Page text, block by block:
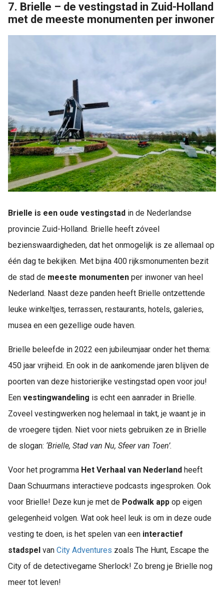
7. Brielle – de vestingstad in Zuid-Holland
met de meeste monumenten per inwoner
Brielle is een oude vestingstad in de Nederlandse
provincie Zuid-Holland. Brielle heeft zóveel
bezienswaardigheden, dat het onmogelijk is ze allemaal op
één dag te bekijken. Met bijna 400 rijksmonumenten bezit
de stad de meeste monumenten per inwoner van heel
Nederland. Naast deze panden heeft Brielle ontzettende
leuke winkeltjes, terrassen, restaurants, hotels, galeries,
musea en een gezellige oude haven.
Brielle beleefde in 2022 een jubileumjaar onder het thema:
450 jaar vrijheid. En ook in de aankomende jaren blijven de
poorten van deze historierijke vestingstad open voor jou!
Een vestingwandeling is echt een aanrader in Brielle.
Zoveel vestingwerken nog helemaal in takt, je waant je in
de vroegere tijden. Niet voor niets gebruiken ze in Brielle
de slogan: ‘Brielle, Stad van Nu, Sfeer van Toen’.
Voor het programma Het Verhaal van Nederland heeft
Daan Schuurmans interactieve podcasts ingesproken. Ook
voor Brielle! Deze kun je met de Podwalk app op eigen
gelegenheid volgen. Wat ook heel leuk is om in deze oude
vesting te doen, is het spelen van een interactief
stadspel van City Adventures zoals The Hunt, Escape the
City of de detectivegame Sherlock! Zo breng je Brielle nog
meer tot leven!